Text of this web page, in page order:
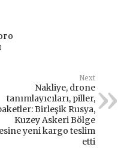
Next
Nakliye, drone
tanımlayıcıları, piller,
Birleşik Rusya,
Kuzey Askeri Bölge
yeni kargo teslim
etti